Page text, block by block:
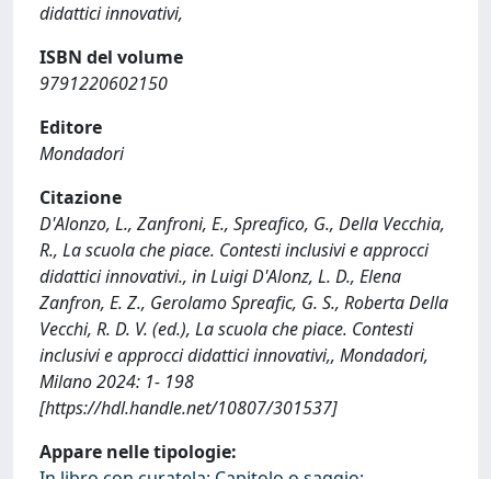
didattici innovativi,
ISBN del volume
9791220602150
Editore
Mondadori
Citazione
D'Alonzo, L., Zanfroni, E., Spreafico, G., Della Vecchia,
R., La scuola che piace. Contesti inclusivi e approcci
didattici innovativi., in Luigi D'Alonz, L. D., Elena
Zanfron, E. Z., Gerolamo Spreafic, G. S., Roberta Della
Vecchi, R. D. V. (ed.), La scuola che piace. Contesti
inclusivi e approcci didattici innovativi,, Mondadori,
Milano 2024: 1- 198
[https://hdl.handle.net/10807/301537]
Appare nelle tipologie: